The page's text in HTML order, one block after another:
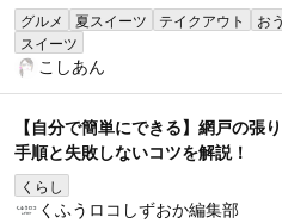
グルメ 夏スイーツ テイクアウト
お
スイーツ
こしあん
【自分で簡単にできる】網戸の張
手順と失敗しないコツを解説！
くらし
くふうロコしずおか編集部